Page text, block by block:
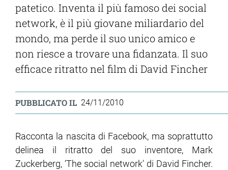
patetico. Inventa il più famoso dei social
network, è il più giovane miliardario del
mondo, ma perde il suo unico amico e
non riesce a trovare una fidanzata. Il suo
efficace ritratto nel film di David Fincher
PUBBLICATO IL 24/11/2010
Racconta la nascita di Facebook, ma soprattutto
delinea il ritratto del suo inventore, Mark
Zuckerberg, ‘The social network' di David Fincher.